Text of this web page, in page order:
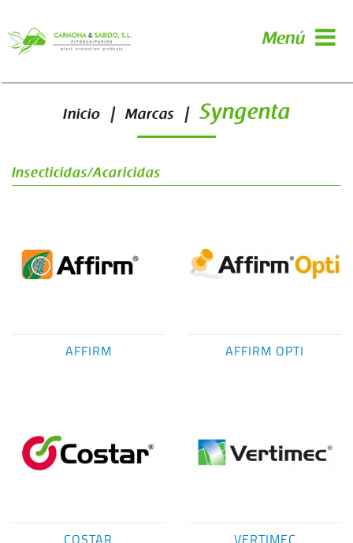
Menú
Inicio | Marcas | Syngenta
Insecticidas/Acaricidas
AFFIRM AFFIRM OPTI
COSTAR VERTIMEC